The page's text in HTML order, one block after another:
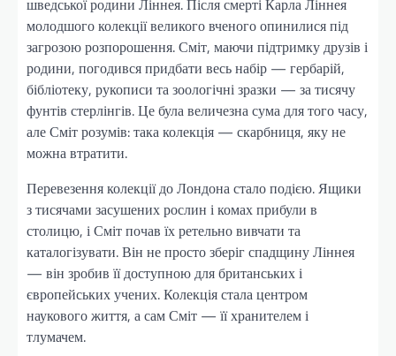
шведської родини Ліннея. Після смерті Карла Ліннея
молодшого колекції великого вченого опинилися під
загрозою розпорошення. Сміт, маючи підтримку друзів і
родини, погодився придбати весь набір — гербарій,
бібліотеку, рукописи та зоологічні зразки — за тисячу
фунтів стерлінгів. Це була величезна сума для того часу,
але Сміт розумів: така колекція — скарбниця, яку не
можна втратити.
Перевезення колекції до Лондона стало подією. Ящики
з тисячами засушених рослин і комах прибули в
столицю, і Сміт почав їх ретельно вивчати та
каталогізувати. Він не просто зберіг спадщину Ліннея
— він зробив її доступною для британських і
європейських учених. Колекція стала центром
наукового життя, а сам Сміт — її хранителем і
тлумачем.